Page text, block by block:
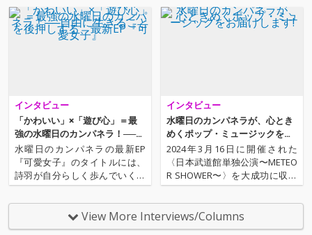
インタビュー
「かわいい」×「遊び心」＝最
強の水曜日のカンパネラ！──自
由に生きることを後押しする、
最新EP『可愛女子』
水曜日のカンパネラの最新EP
『可愛女子』のタイトルには、
詩羽が自分らしく歩んでいくた
めに大切にしている、ある想い
が込められている。その収録曲
には、リード曲“ウォーアイニ
ー”からはじまり、ライブで盛り
インタビュー
水曜日のカンパネラが、心とき
めくポップ・ミュージックをお
届けします!
2024年3月16日に開催された
〈日本武道館単独公演〜METEO
R SHOWER〜〉を大成功に収め
た水曜日のカンパネラ。武道館
公演を経て新たにリリースされ
たサードEP『POP DELIVERY』
はその名の通り、水カンらしい
View More Interviews/Columns